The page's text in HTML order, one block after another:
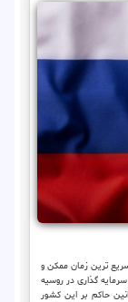
در این حوزه در سریع ترین زمان ممکن و
گذاری در روسیه
حاکم بر این کشور